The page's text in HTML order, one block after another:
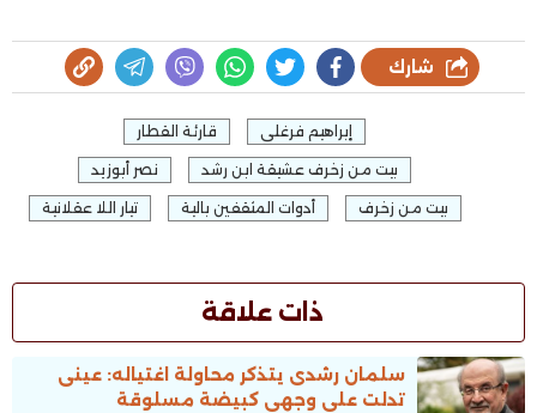
شارك
إبراهيم فرغلى قارئة القطار
بيت من زخرف عشيقة ابن رشد نصر أبوزيد
بيت من زخرف أدوات المثقفين بالية تيار اللا عقلانية
ذات علاقة
سلمان رشدى يتذكر محاولة اغتياله: عينى
تدلت على وجهى كبيضة مسلوقة